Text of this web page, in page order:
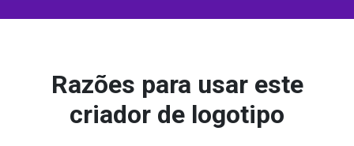
Razões para usar este
criador de logotipo